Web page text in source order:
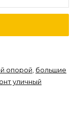
опорой большие
уличный